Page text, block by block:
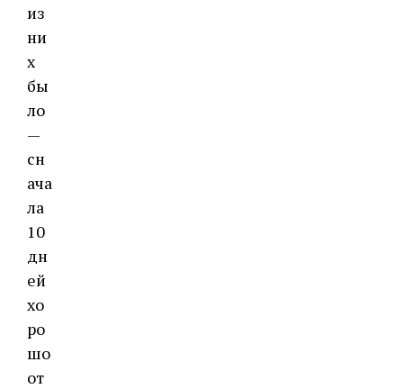
из
ни
х
бы
ло
—
сн
ача
ла
10
дн
ей
хо
ро
шо
от